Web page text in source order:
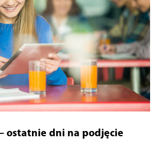
ostatnie dni na podjęcie